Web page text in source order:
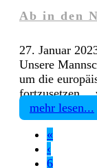
Ab in den
27. Januar
Unsere
um die
fortzusetzen…
mehr lesen...
«
‹
6